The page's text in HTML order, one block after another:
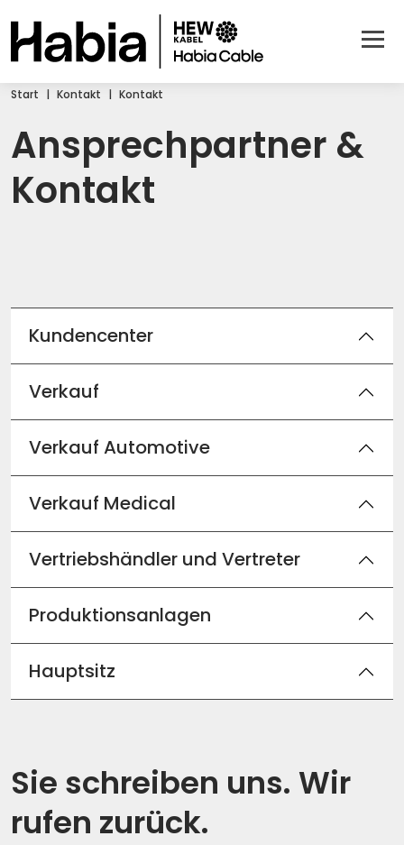
Start Kontakt Kontakt
Ansprechpartner &
Kontakt
Kundencenter
Verkauf
Verkauf Automotive
Verkauf Medical
Vertriebshändler und Vertreter
Produktionsanlagen
Hauptsitz
Sie schreiben uns. Wir
rufen zurück.